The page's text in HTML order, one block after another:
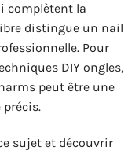
complètent la
distingue un nail
Pour
DIY ongles,
peut être une
sujet et découvrir